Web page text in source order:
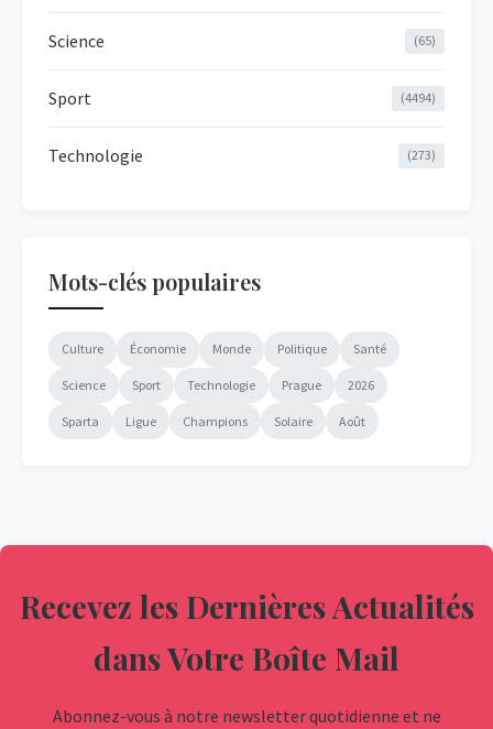
Science (65)
Sport (4494)
Technologie (273)
Mots-clés populaires
Culture Économie Monde Politique Santé
Science Sport Technologie Prague 2026
Sparta Ligue Champions Solaire Août
Recevez les Dernières Actualités
dans Votre Boîte Mail
Abonnez-vous à notre newsletter quotidienne et ne